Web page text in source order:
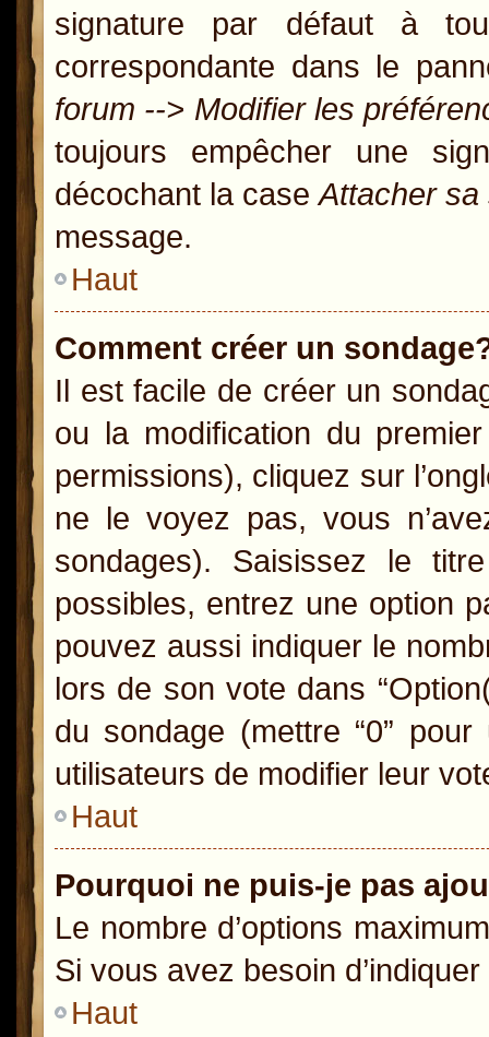
signature par défaut à
correspondante dans le
forum --> Modifier les
toujours empêcher une
décochant la caseAttacher sa
message.
Haut
Comment créer un
Il est facile de créer un
ou la modification du
permissions), cliquez sur
ne le voyez pas, vous
sondages). Saisissez le
possibles, entrez une option
pouvez aussi indiquer le
lors de son vote dans
du sondage (mettre “0”
utilisateurs de modifier leur
Haut
Pourquoi ne puis-je pas
Le nombre d’options
Si vous avez besoin
Haut